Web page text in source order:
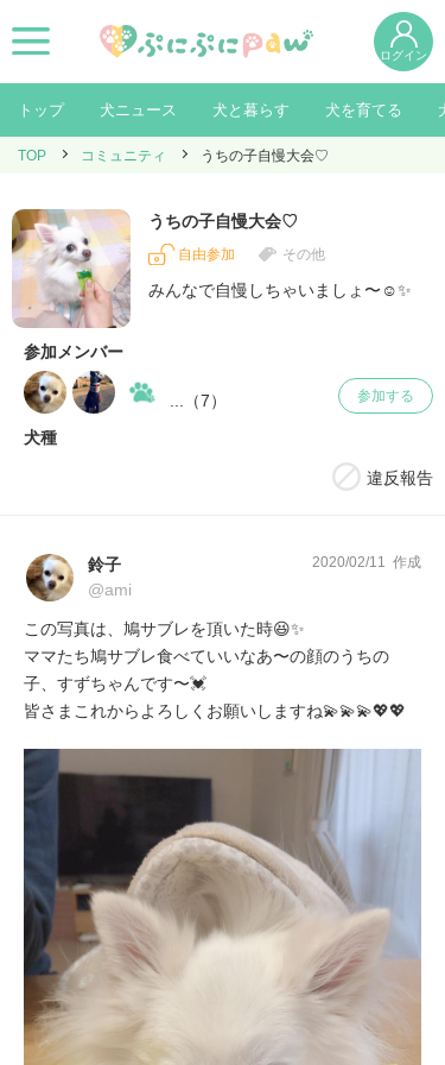
ログイン
トップ 犬ニュース 犬と暮らす 犬を育てる
TOP コミュニティ うちの子自慢大会♡
うちの子自慢大会♡
自由参加 その他
みんなで自慢しちゃいましょ〜☺️✨
参加メンバー
...（7） 参加する
犬種
違反報告
2020/02/11 作成
鈴子
@ami
この写真は、鳩サブレを頂いた時😆✨
ママたち鳩サブレ食べていいなあ〜の顔のうちの
子、すずちゃんです〜💓
皆さまこれからよろしくお願いしますね💫💫💫💖💖